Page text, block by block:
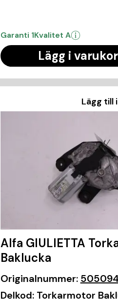
Garanti 1Kvalitet A
Lägg i
Lägg till
Alfa GIULIETTA
Baklucka
Originalnummer:
Delkod: Torkarmotor